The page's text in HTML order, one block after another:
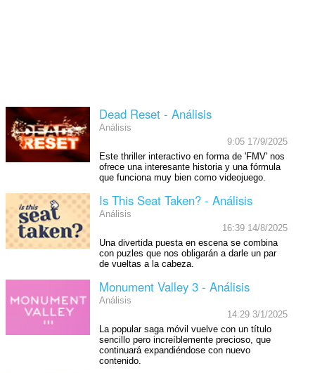
Dead Reset - Análisis
Análisis
9:05 17/9/2025
Este thriller interactivo en forma de 'FMV' nos
ofrece una interesante historia y una fórmula
que funciona muy bien como videojuego.
Is This Seat Taken? - Análisis
Análisis
16:39 14/8/2025
Una divertida puesta en escena se combina
con puzles que nos obligarán a darle un par
de vueltas a la cabeza.
Monument Valley 3 - Análisis
Análisis
14:29 3/1/2025
La popular saga móvil vuelve con un título
sencillo pero increíblemente precioso, que
continuará expandiéndose con nuevo
contenido.